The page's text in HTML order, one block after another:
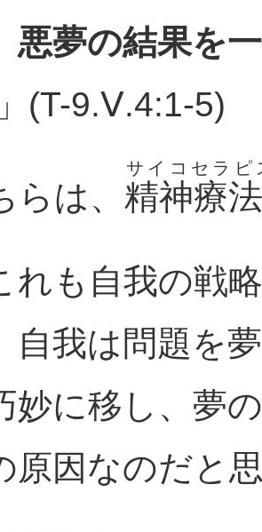
悪夢の結果を
」(T-9.Ⅴ.4:1-5)
らは、 精神療
サイコセラピ
れも自我の戦
自我は問題を
妙に移し、夢
原因なのだと